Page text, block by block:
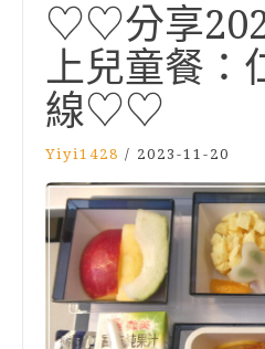
♡♡分享
上兒童餐：
線♡♡
Yiyi1428 / 2023-11-20